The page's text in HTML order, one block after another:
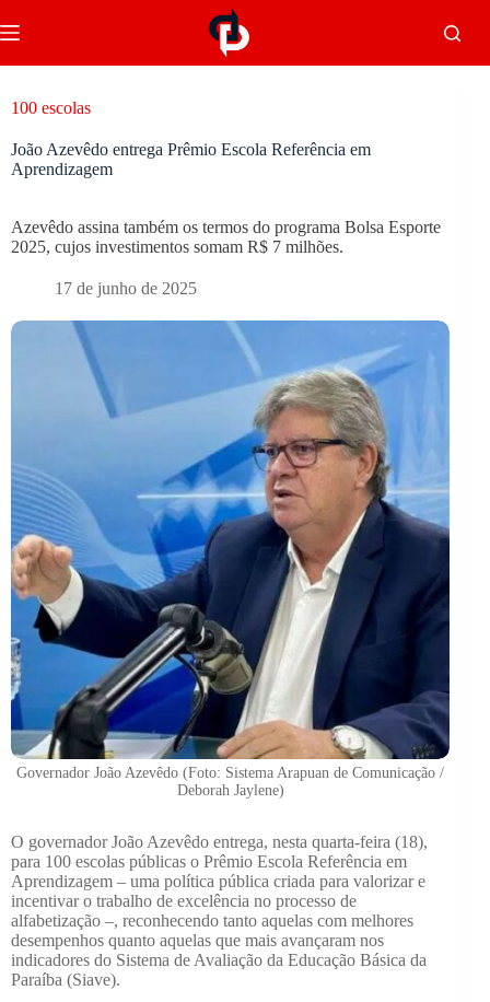
100 escolas
João Azevêdo entrega Prêmio Escola Referência em
Aprendizagem
Azevêdo assina também os termos do programa Bolsa Esporte
2025, cujos investimentos somam R$ 7 milhões.
17 de junho de 2025
Governador João Azevêdo (Foto: Sistema Arapuan de Comunicação /
Deborah Jaylene)
O governador João Azevêdo entrega, nesta quarta-feira (18),
para 100 escolas públicas o Prêmio Escola Referência em
Aprendizagem – uma política pública criada para valorizar e
incentivar o trabalho de excelência no processo de
alfabetização –, reconhecendo tanto aquelas com melhores
desempenhos quanto aquelas que mais avançaram nos
indicadores do Sistema de Avaliação da Educação Básica da
Paraíba (Siave).